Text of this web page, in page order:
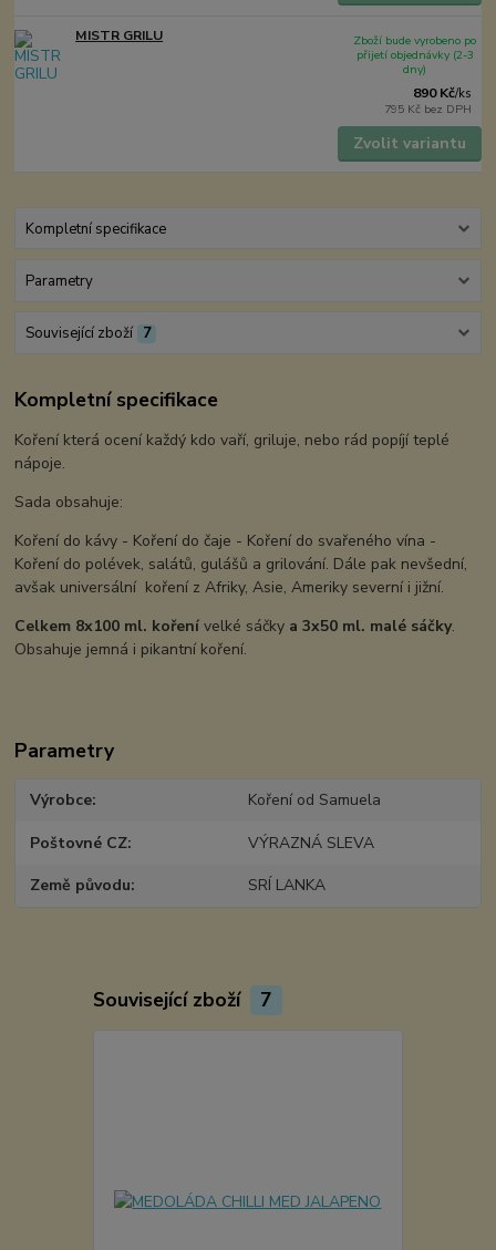
MISTR GRILU
890 Kč/ks
795 Kč bez DPH
Zboží bude vyrobeno po
přijetí objednávky (2-3
dny)
Zvolit variantu
Kompletní specifikace
Parametry
Související zboží 7
Kompletní specifikace
Koření která ocení každý kdo vaří, griluje, nebo rád popíjí teplé
nápoje.
Sada obsahuje:
Koření do kávy - Koření do čaje - Koření do svařeného vína -
Koření do polévek, salátů, gulášů a grilování. Dále pak nevšední,
avšak universální koření z Afriky, Asie, Ameriky severní i jižní.
Celkem 8x100 ml. koření velké sáčky a 3x50 ml. malé sáčky.
Obsahuje jemná i pikantní koření.
Parametry
Výrobce Koření od Samuela
Poštovné CZ VÝRAZNÁ SLEVA
Země původu SRÍ LANKA
Související zboží 7